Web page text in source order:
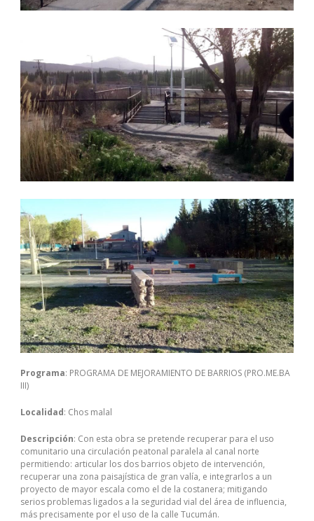
Programa: PROGRAMA DE MEJORAMIENTO DE BARRIOS (PRO.ME.BA
III)
Localidad: Chos malal
Descripción: Con esta obra se pretende recuperar para el uso
comunitario una circulación peatonal paralela al canal norte
permitiendo: articular los dos barrios objeto de intervención,
recuperar una zona paisajística de gran valía, e integrarlos a un
proyecto de mayor escala como el de la costanera; mitigando
serios problemas ligados a la seguridad vial del área de influencia,
más precisamente por el uso de la calle Tucumán.